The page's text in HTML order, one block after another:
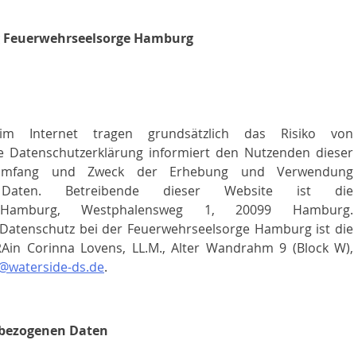
Hamburg
im Internet tragen grundsätzlich das Risiko von
Datenschutzerklärung informiert den Nutzenden dieser
und Zweck der Erhebung und Verwendung
Daten. Betreibende dieser Website ist die
Hamburg, Westphalensweg 1, 20099 Hamburg.
bei der Feuerwehrseelsorge Hamburg ist die
Corinna Lovens, LL.M., Alter Wandrahm 9 (Block W),
ds.de.
Daten